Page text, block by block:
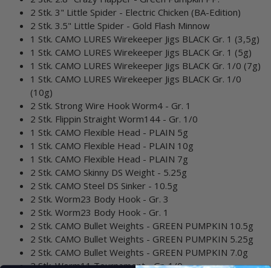
2 Stk. 3" Little Spider - Electric Chicken (BA-Edition)
2 Stk. 3.5" Little Spider - Gold Flash Minnow
1 Stk. CAMO LURES Wirekeeper Jigs BLACK Gr. 1 (3,5g)
1 Stk. CAMO LURES Wirekeeper Jigs BLACK Gr. 1 (5g)
1 Stk. CAMO LURES Wirekeeper Jigs BLACK Gr. 1/0 (7g)
1 Stk. CAMO LURES Wirekeeper Jigs BLACK Gr. 1/0
(10g)
2 Stk. Strong Wire Hook Worm4 - Gr. 1
2 Stk. Flippin Straight Worm144 - Gr. 1/0
1 Stk. CAMO Flexible Head - PLAIN 5g
1 Stk. CAMO Flexible Head - PLAIN 10g
1 Stk. CAMO Flexible Head - PLAIN 7g
2 Stk. CAMO Skinny DS Weight - 5.25g
2 Stk. CAMO Steel DS Sinker - 10.5g
2 Stk. Worm23 Body Hook - Gr. 3
2 Stk. Worm23 Body Hook - Gr. 1
2 Stk. CAMO Bullet Weights - GREEN PUMPKIN 10.5g
2 Stk. CAMO Bullet Weights - GREEN PUMPKIN 5.25g
2 Stk. CAMO Bullet Weights - GREEN PUMPKIN 7.0g
2 Stk. Worm11 Tournament - Gr. 1/0